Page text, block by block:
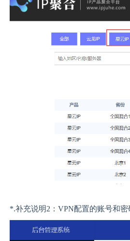
*.补充说明2：VPN配置的账号和